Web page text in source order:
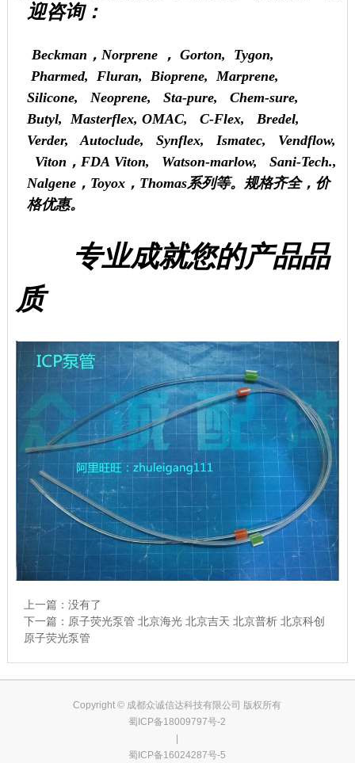
迎咨询：
Beckman ， Norprene ，Gorton, Tygon,
Pharmed, Fluran, Bioprene, Marprene,
Silicone, Neoprene,Sta-pure, Chem-sure,
Butyl, Masterflex, OMAC,C-Flex, Bredel,
Verder, Autoclude, Synflex, Ismatec, Vendflow,
Viton ， FDA Viton, Watson-marlow, Sani-Tech.,
Nalgene ， Toyox ， Thomas系列等。规格齐全，价
格优惠。
专业成就您的产品品
质
上一篇：没有了
下一篇： 原子荧光泵管 北京海光 北京吉天 北京普析 北京科创
原子荧光泵管
Copyright © 成都众诚信达科技有限公司 版权所有
蜀ICP备18009797号-2
蜀ICP备16024287号-5